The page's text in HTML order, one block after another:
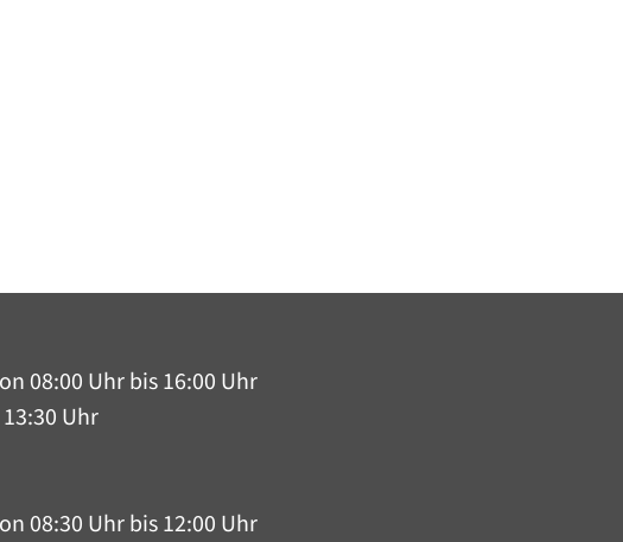
08:00 Uhr bis 16:00 Uhr
Uhr
08:30 Uhr bis 12:00 Uhr